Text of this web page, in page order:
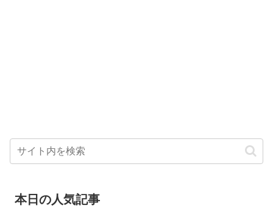
本日の人気記事